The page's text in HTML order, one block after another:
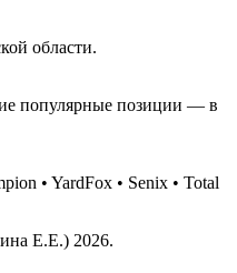
области.
популярные позиции — в
• YardFox • Senix • Total
Е.Е.) 2026.